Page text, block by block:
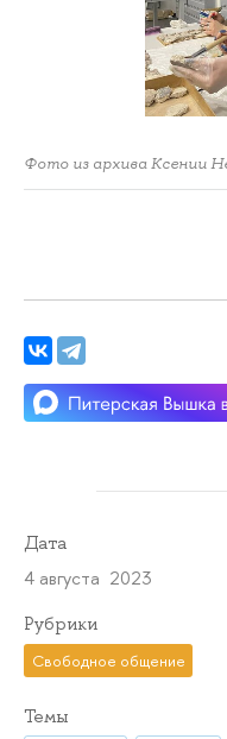
Фото из архива Ксении
Дата
4 августа 2023
Рубрики
Свободное общение
Темы